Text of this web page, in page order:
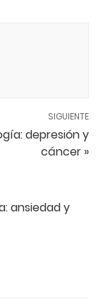
SIGUIENTE
depresión y
cáncer »
ansiedad y